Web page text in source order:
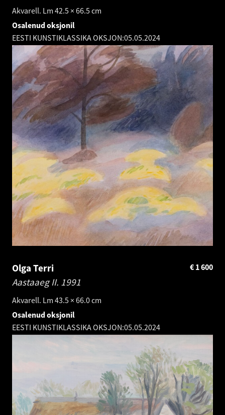
Akvarell. Lm 42.5 × 66.5 cm
Osalenud oksjonil
EESTI KUNSTIKLASSIKA OKSJON:05.05.2024
Olga Terri
Aastaaeg II. 1991
Akvarell. Lm 43.5 × 66.0 cm
1 600
€
Osalenud oksjonil
EESTI KUNSTIKLASSIKA OKSJON:05.05.2024